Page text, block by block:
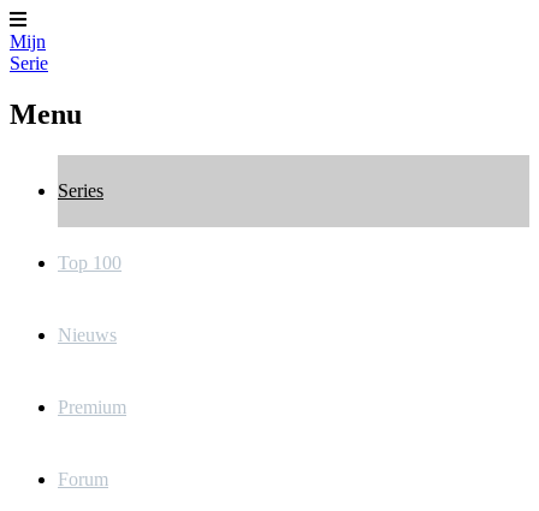
Mijn
Serie
Menu
Series
Top 100
Nieuws
Premium
Forum